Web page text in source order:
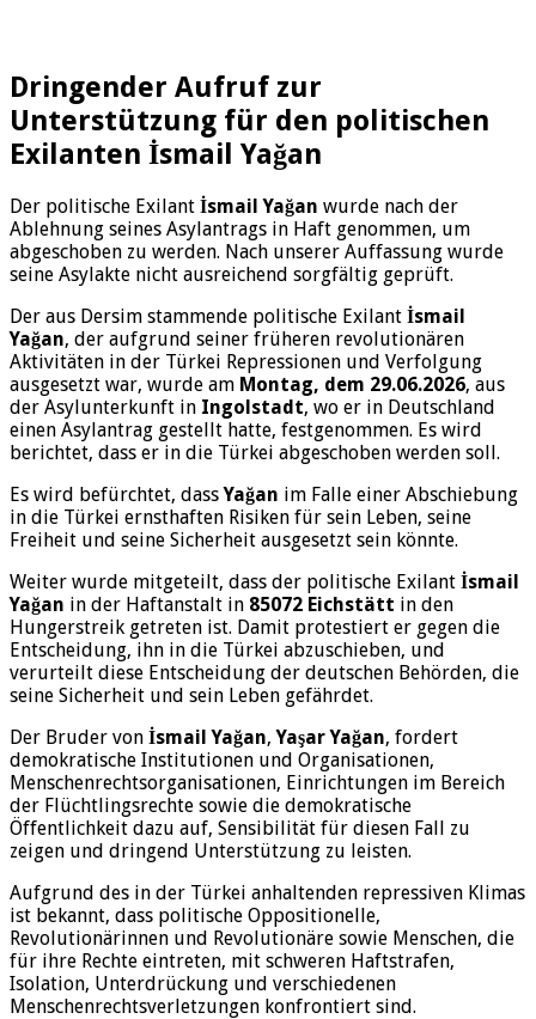
Dringender Aufruf zur
Unterstützung für den politischen
Exilanten İsmail Yağan
Der politische Exilant İsmail Yağan wurde nach der
Ablehnung seines Asylantrags in Haft genommen, um
abgeschoben zu werden. Nach unserer Auffassung wurde
seine Asylakte nicht ausreichend sorgfältig geprüft.
Der aus Dersim stammende politische Exilant İsmail
Yağan, der aufgrund seiner früheren revolutionären
Aktivitäten in der Türkei Repressionen und Verfolgung
ausgesetzt war, wurde am Montag, dem 29.06.2026, aus
der Asylunterkunft in Ingolstadt, wo er in Deutschland
einen Asylantrag gestellt hatte, festgenommen. Es wird
berichtet, dass er in die Türkei abgeschoben werden soll.
Es wird befürchtet, dassYağan im Falle einer Abschiebung
in die Türkei ernsthaften Risiken für sein Leben, seine
Freiheit und seine Sicherheit ausgesetzt sein könnte.
Weiter wurde mitgeteilt, dass der politische Exilant İsmail
Yağan in der Haftanstalt in 85072 Eichstätt in den
Hungerstreik getreten ist. Damit protestiert er gegen die
Entscheidung, ihn in die Türkei abzuschieben, und
verurteilt diese Entscheidung der deutschen Behörden, die
seine Sicherheit und sein Leben gefährdet.
Der Bruder von İsmail Yağan,Yaşar Yağan, fordert
demokratische Institutionen und Organisationen,
Menschenrechtsorganisationen, Einrichtungen im Bereich
der Flüchtlingsrechte sowie die demokratische
Öffentlichkeit dazu auf, Sensibilität für diesen Fall zu
zeigen und dringend Unterstützung zu leisten.
Aufgrund des in der Türkei anhaltenden repressiven Klimas
ist bekannt, dass politische Oppositionelle,
Revolutionärinnen und Revolutionäre sowie Menschen, die
für ihre Rechte eintreten, mit schweren Haftstrafen,
Isolation, Unterdrückung und verschiedenen
Menschenrechtsverletzungen konfrontiert sind.